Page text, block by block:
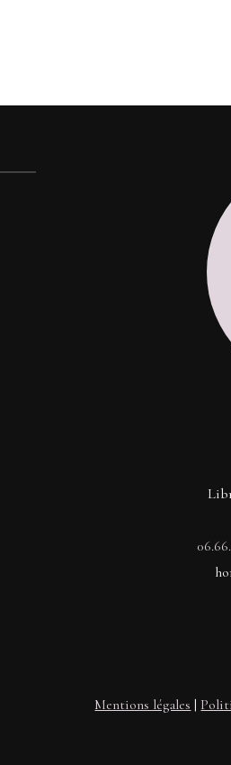
Mentions légales |